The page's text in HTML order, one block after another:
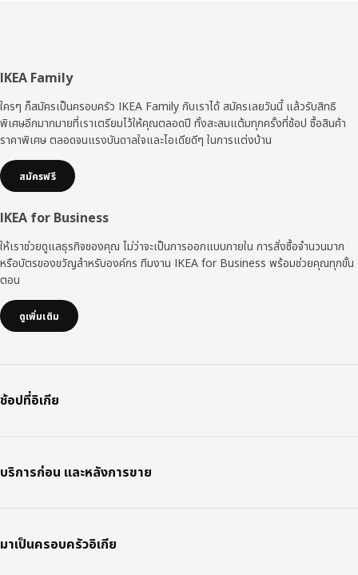
ส่วน
ท้าย
IKEA Family
ใครๆ ก็สมัครเป็นครอบครัว IKEA Family กับเราได้ สมัครเลยวันนี้ แล้วรับสิทธิ
พิเศษอีกมากมายที่เราเตรียมไว้ให้คุณตลอดปี ทั้งสะสมแต้มทุกครั้งที่ช้อป ซื้อสินค้า
ราคาพิเศษ ตลอดจนแรงบันดาลใจและไอเดียดีๆ ในการแต่งบ้าน
สมัครฟรี
IKEA for Business
ให้เราช่วยดูแลธุรกิจของคุณ ไม่ว่าจะเป็นการออกแบบภายใน การสั่งซื้อจำนวนมาก
หรือบัตรของขวัญสำหรับองค์กร ทีมงาน IKEA for Business พร้อมช่วยคุณทุกขั้น
ตอน
ดูเพิ่มเติม
ช้อปที่อิเกีย
บริการก่อน และหลังการขาย
มาเป็นครอบครัวอิเกีย